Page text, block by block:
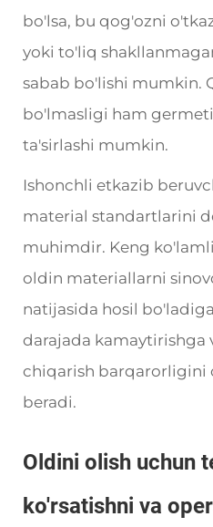
bo'lsa, bu qog'ozni
yoki to'liq
sabab bo'lishi mumkin.
bo'lmasligi ham
ta'sirlashi mumkin.
Ishonchli etkazib
material standartlarini
muhimdir. Keng
oldin materiallarni
natijasida hosil
darajada kamaytirishga
chiqarish barqarorligini
beradi.
Oldini olish uchun
ko'rsatishni va